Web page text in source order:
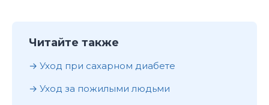
Читайте также
Уход при сахарном диабете
Уход за пожилыми людьми